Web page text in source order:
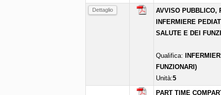
Dettaglio
AVVISO PUBBLICO,
INFERMIERE
SALUTE E DEI
Qualifica:
FUNZIONARI)
Unità:5
PART TIME